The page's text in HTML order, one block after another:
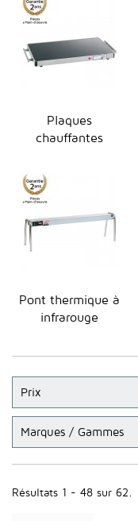
Plaques
chauffantes
Pont thermique à
infrarouge
Prix
Marques / Gammes
Résultats 1 - 48 sur 62.